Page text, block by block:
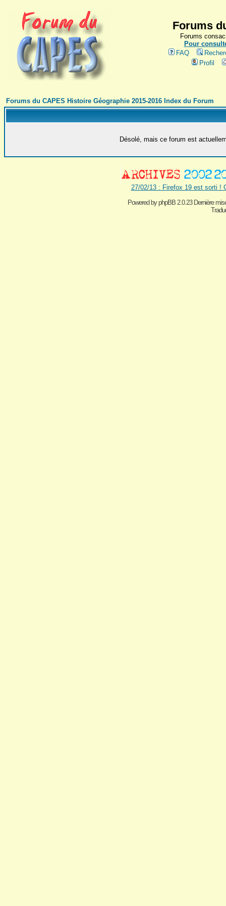
Forums
Forums
Pour
FAQ
Profil
Forums du CAPES Histoire Géographie 2015-2016 Index du Forum
Désolé, mais ce forum est
27/02/13 : Firefox 19 est sorti !
Powered byphpBB 2.0.23 Dernière